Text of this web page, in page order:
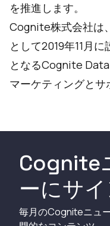
を推進します。
Cognite株式会社は
として2019年11月
となるCognite
マーケティングとサ
Cognite
ーにサ
毎月のCogniteニュ